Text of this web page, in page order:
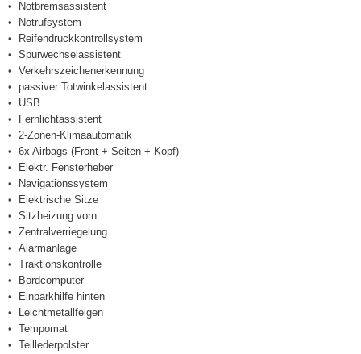
Notbremsassistent
Notrufsystem
Reifendruckkontrollsystem
Spurwechselassistent
Verkehrszeichenerkennung
passiver Totwinkelassistent
USB
Fernlichtassistent
2-Zonen-Klimaautomatik
6x Airbags (Front + Seiten + Kopf)
Elektr. Fensterheber
Navigationssystem
Elektrische Sitze
Sitzheizung vorn
Zentralverriegelung
Alarmanlage
Traktionskontrolle
Bordcomputer
Einparkhilfe hinten
Leichtmetallfelgen
Tempomat
Teillederpolster